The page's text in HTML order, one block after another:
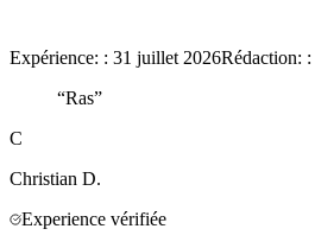
Expérience: : 31 juillet 2026Rédaction: :
“Ras”
C
Christian D.
Experience vérifiée